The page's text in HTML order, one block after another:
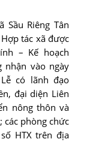
Sầu Riêng Tân
tác xã được
– Kế hoạch
nhận vào ngày
có lãnh đạo
đại diện Liên
nông thôn và
các phòng chức
HTX trên địa